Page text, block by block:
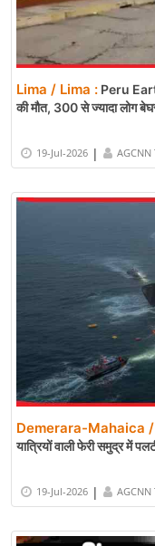
Lima / Lima : Peru
की मौत, 300 से ज्यादा लोग
19-Jul-2026 | AGCNN
Demerara-Mahaica
यात्रियों वाली फेरी समुद्र में
19-Jul-2026 | AGCNN